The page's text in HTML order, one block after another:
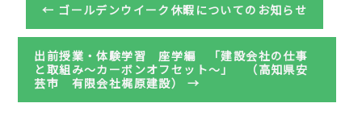
← ゴールデンウイーク休暇についてのお知らせ
出前授業・体験学習 座学編 「建設会社の仕事
と取組み～カーボンオフセット～」 （高知県安
芸市 有限会社梶原建設） →